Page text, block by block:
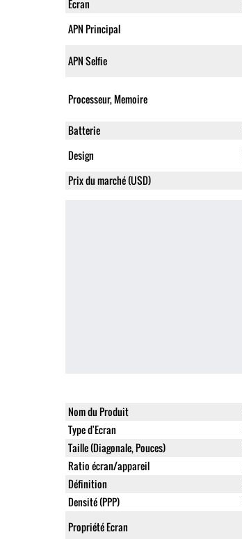
Ecran
APN Principal
APN Selfie
Processeur, Memoire
Batterie
Design
Prix du marché (USD)
Nom du Produit
Type d'Ecran
Taille (Diagonale, Pouces)
Ratio écran/appareil
Définition
Densité (PPP)
Propriété Ecran